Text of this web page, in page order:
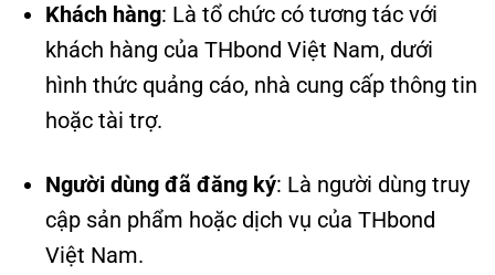
Khách hàng: Là tổ chức có tương tác với
khách hàng của THbond Việt Nam, dưới
hình thức quảng cáo, nhà cung cấp thông tin
hoặc tài trợ.
Người dùng đã đăng ký: Là người dùng truy
cập sản phẩm hoặc dịch vụ của THbond
Việt Nam.